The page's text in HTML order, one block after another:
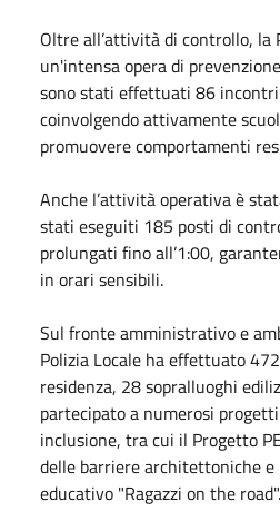
Oltre all’attività di controllo, la
un'intensa opera di
sono stati effettuati 86 incontri
coinvolgendo attivamente
promuovere comportamenti
Anche l’attività operativa è
stati eseguiti 185 posti di
prolungati fino all’1:00,
in orari sensibili.
Sul fronte amministrativo e
Polizia Locale ha effettuato
residenza, 28 sopralluoghi
partecipato a numerosi
inclusione, tra cui il Progetto
delle barriere architettoniche
educativo "Ragazzi on the road".